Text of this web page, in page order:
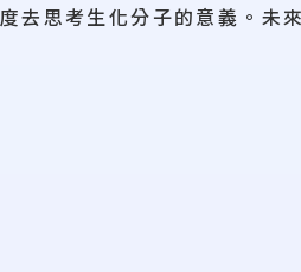
度去思考生化分子的意義。未